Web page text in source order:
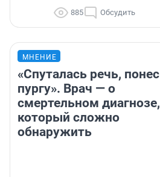
885 Обсудить
МНЕНИЕ
«Спуталась речь, понес
пургу». Врач — о
смертельном диагнозе,
который сложно
обнаружить